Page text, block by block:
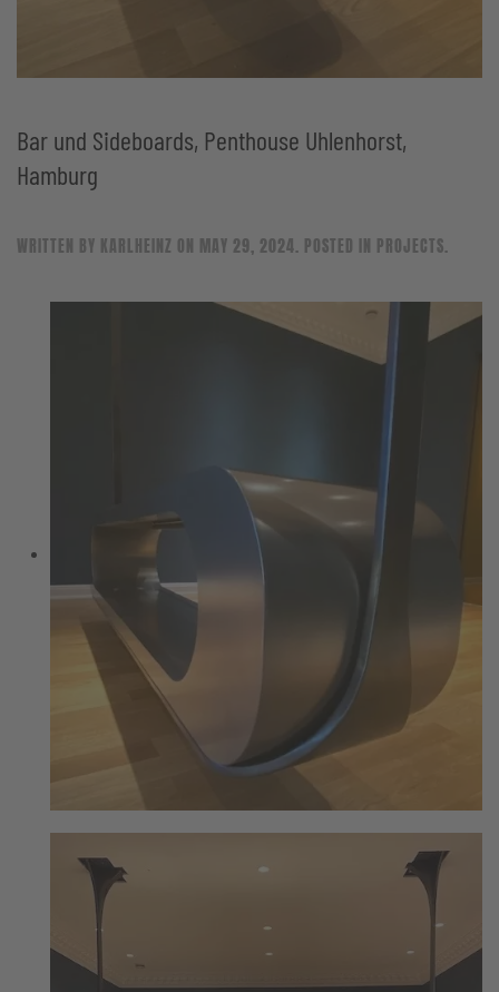
Bar und Sideboards, Penthouse Uhlenhorst,
Hamburg
WRITTEN BY KARLHEINZ ON MAY 29, 2024. POSTED IN PROJECTS.